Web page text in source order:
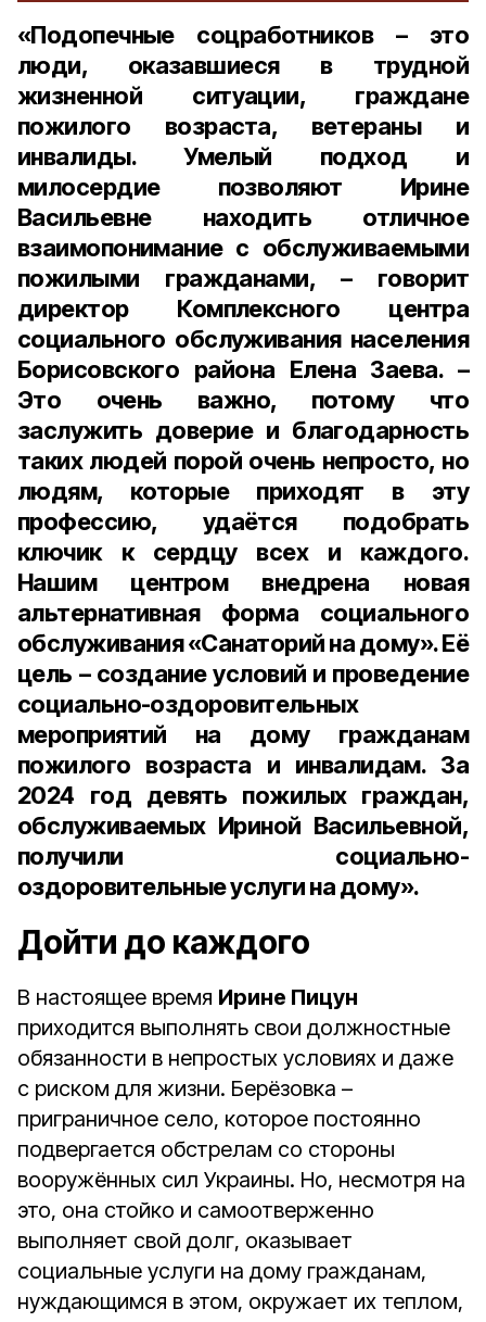
«Подопечные соцработников – это
люди, оказавшиеся в трудной
жизненной ситуации, граждане
пожилого возраста, ветераны и
инвалиды. Умелый подход и
милосердие позволяют Ирине
Васильевне находить отличное
взаимопонимание с обслуживаемыми
пожилыми гражданами, – говорит
директор Комплексного центра
социального обслуживания населения
Борисовского района Елена Заева. –
Это очень важно, потому что
заслужить доверие и благодарность
таких людей порой очень непросто, но
людям, которые приходят в эту
профессию, удаётся подобрать
ключик к сердцу всех и каждого.
Нашим центром внедрена новая
альтернативная форма социального
обслуживания «Санаторий на дому». Её
цель – создание условий и проведение
социально-оздоровительных
мероприятий на дому гражданам
пожилого возраста и инвалидам. За
2024 год девять пожилых граждан,
обслуживаемых Ириной Васильевной,
получили социально-
оздоровительные услуги на дому».
Дойти до каждого
В настоящее время Ирине Пицун
приходится выполнять свои должностные
обязанности в непростых условиях и даже
с риском для жизни. Берёзовка –
приграничное село, которое постоянно
подвергается обстрелам со стороны
вооружённых сил Украины. Но, несмотря на
это, она стойко и самоотверженно
выполняет свой долг, оказывает
социальные услуги на дому гражданам,
нуждающимся в этом, окружает их теплом,